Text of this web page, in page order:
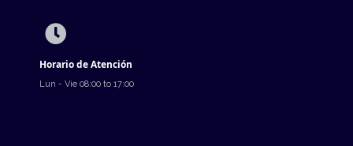
Horario de Atención
Lun - Vie 08:00 to 17:00